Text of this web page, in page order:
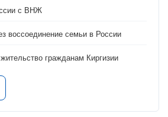
с ВНЖ
воссоединение семьи в России
гражданам Киргизии